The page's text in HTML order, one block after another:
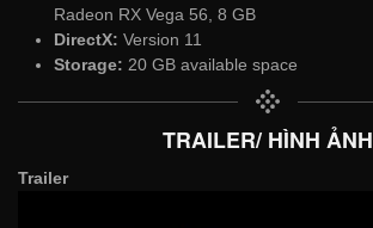
Radeon RX Vega 56, 8 GB
DirectX: Version 11
Storage: 20 GB available space
TRAILER/ HÌNH ẢNH
Trailer